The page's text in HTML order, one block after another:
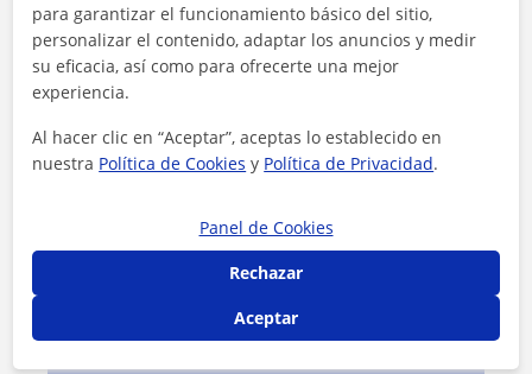
Al hacer clic, aceptas nuestroaviso legal
para garantizar el funcionamiento básico del sitio,
personalizar el contenido, adaptar los anuncios y medir
su eficacia, así como para ofrecerte una mejor
experiencia.
Al hacer clic en “Aceptar”, aceptas lo establecido en
nuestra Política de Cookies y Política de Privacidad.
Panel de Cookies
Rechazar
Aceptar